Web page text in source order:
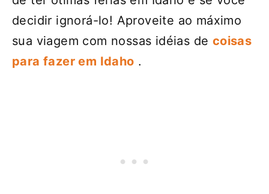
decidir ignorá-lo! Aproveite ao máximo
sua viagem com nossas idéias de coisas
para fazer em Idaho .